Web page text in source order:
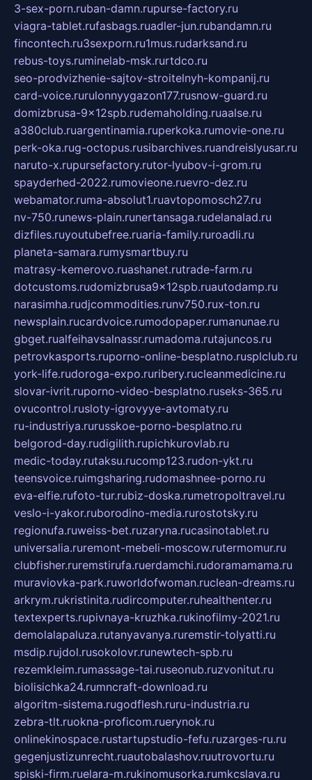
3-sex-porn.ruban-damn.rupurse-factory.ru
viagra-tablet.rufasbags.ruadler-jun.rubandamn.ru
fincontech.ru3sexporn.ru1mus.rudarksand.ru
rebus-toys.ruminelab-msk.rurtdco.ru
seo-prodvizhenie-sajtov-stroitelnyh-kompanij.ru
card-voice.rurulonnyygazon177.rusnow-guard.ru
domizbrusa-9x12spb.rudemaholding.ruaalse.ru
a380club.ruargentinamia.ruperkoka.rumovie-one.ru
perk-oka.rug-octopus.rusibarchives.ruandreislyusar.ru
naruto-x.rupursefactory.rutor-lyubov-i-grom.ru
spayderhed-2022.rumovieone.ruevro-dez.ru
webamator.ruma-absolut1.ruavtopomosch27.ru
nv-750.runews-plain.runertansaga.rudelanalad.ru
dizfiles.ruyoutubefree.ruaria-family.ruroadli.ru
planeta-samara.rumysmartbuy.ru
matrasy-kemerovo.ruashanet.rutrade-farm.ru
dotcustoms.rudomizbrusa9x12spb.ruautodamp.ru
narasimha.rudjcommodities.runv750.rux-ton.ru
newsplain.rucardvoice.rumodopaper.rumanunae.ru
gbget.rualfeihavsalnassr.rumadoma.rutajuncos.ru
petrovkasports.ruporno-online-besplatno.rusplclub.ru
york-life.rudoroga-expo.ruribery.rucleanmedicine.ru
slovar-ivrit.ruporno-video-besplatno.ruseks-365.ru
ovucontrol.rusloty-igrovyye-avtomaty.ru
ru-industriya.rurusskoe-porno-besplatno.ru
belgorod-day.rudigilith.rupichkurovlab.ru
medic-today.rutaksu.rucomp123.rudon-ykt.ru
teensvoice.ruimgsharing.rudomashnee-porno.ru
eva-elfie.rufoto-tur.rubiz-doska.rumetropoltravel.ru
veslo-i-yakor.ruborodino-media.rurostotsky.ru
regionufa.ruweiss-bet.ruzaryna.rucasinotablet.ru
universalia.ruremont-mebeli-moscow.rutermomur.ru
clubfisher.ruremstirufa.ruerdamchi.rudoramamama.ru
muraviovka-park.ruworldofwoman.ruclean-dreams.ru
arkrym.rukristinita.rudircomputer.ruhealthenter.ru
textexperts.rupivnaya-kruzhka.rukinofilmy-2021.ru
demolalapaluza.rutanyavanya.ruremstir-tolyatti.ru
msdip.rujdol.rusokolovr.runewtech-spb.ru
rezemkleim.rumassage-tai.ruseonub.ruzvonitut.ru
biolisichka24.rumncraft-download.ru
algoritm-sistema.rugodflesh.ruru-industria.ru
zebra-tlt.ruokna-proficom.ruerynok.ru
onlinekinospace.rustartupstudio-fefu.ruzarges-ru.ru
gegenjustizunrecht.ruautobalashov.ruutrovortu.ru
spiski-firm.ruelara-m.rukinomusorka.rumkcslava.ru